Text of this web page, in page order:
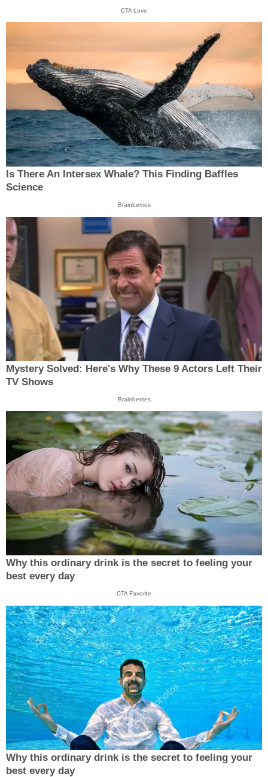
CTA Love
Is There An Intersex Whale? This Finding Baffles
Science
Brainberries
Mystery Solved: Here's Why These 9 Actors Left Their
TV Shows
Brainberries
Why this ordinary drink is the secret to feeling your
best every day
CTA Favorite
Why this ordinary drink is the secret to feeling your
best every day